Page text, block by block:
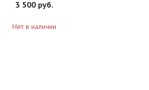
3 500 руб.
Нет в наличии